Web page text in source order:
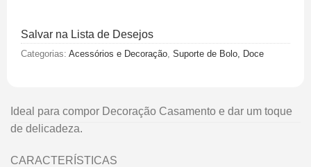
Salvar na Lista de Desejos
Categorias: Acessórios e Decoração, Suporte de Bolo, Doce
Ideal para compor Decoração Casamento e dar um toque
de delicadeza.
CARACTERÍSTICAS